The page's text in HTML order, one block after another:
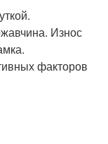
Износ
факторов